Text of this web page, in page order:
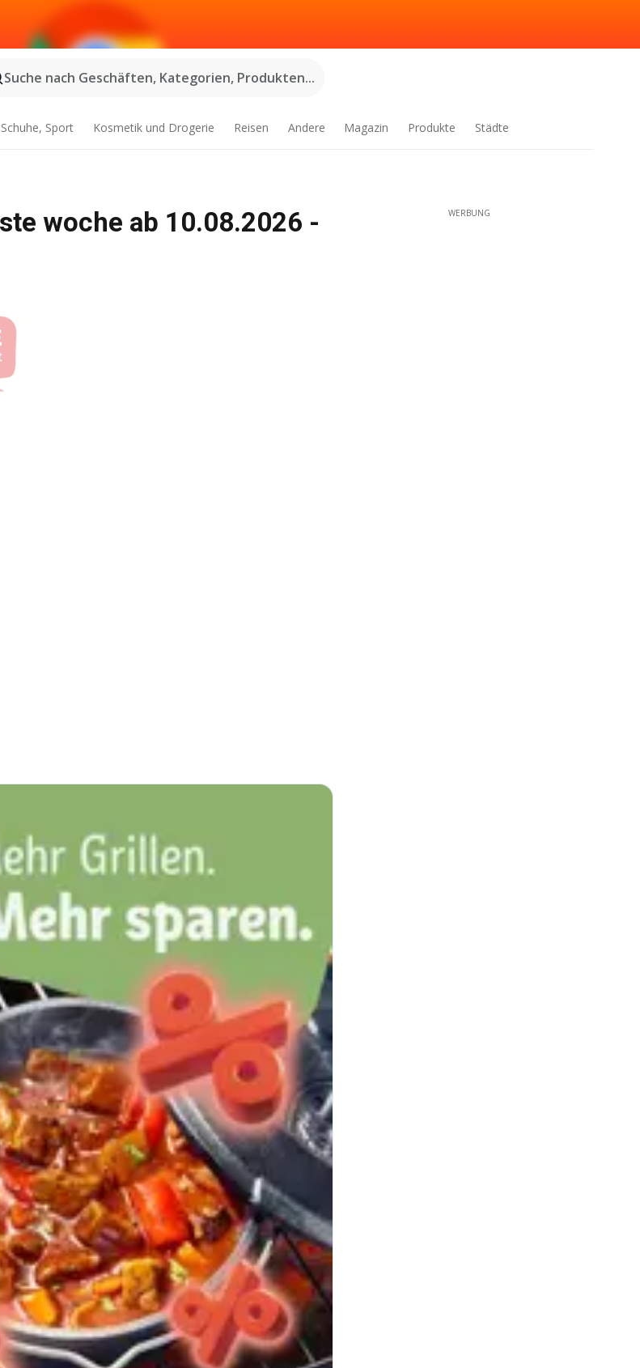
Suche nach Geschäften, Kategorien, Produkten...
Sport Kosmetik und Drogerie Reisen Andere Magazin Produkte Städte
woche ab 10.08.2026 -
WERBUNG